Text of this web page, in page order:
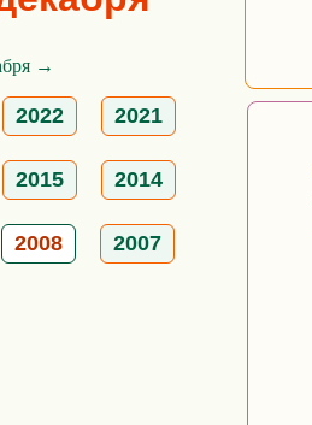
→
2022 2021
2015 2014
2008 2007